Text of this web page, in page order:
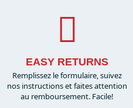
EASY RETURNS
Remplissez le formulaire, suivez
nos instructions et faites attention
au remboursement. Facile!